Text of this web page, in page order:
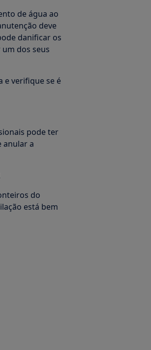
de água ao
deve
danificar os
dos seus
e verifique se é
pode ter
anular a
do
está bem